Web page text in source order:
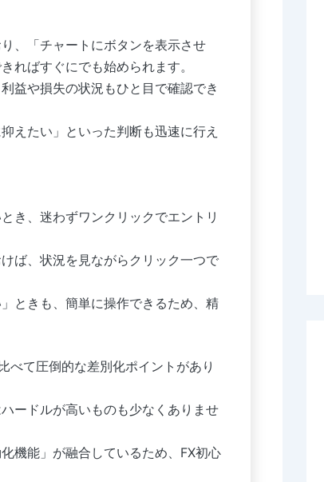
、「チャートにボタンを表示させ
ればすぐにでも始められます。
益や損失の状況もひと目で確認でき
えたい」といった判断も迅速に行え
き、迷わずワンクリックでエントリ
ば、状況を見ながらクリック一つで
ときも、簡単に操作できるため、精
べて圧倒的な差別化ポイントがあり
ードルが高いものも少なくありませ
機能」が融合しているため、FX初心